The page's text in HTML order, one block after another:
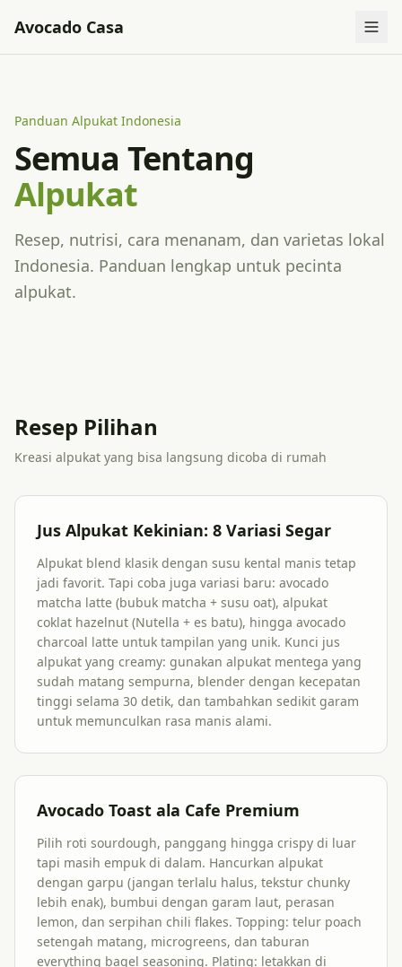
Avocado Casa
Panduan Alpukat Indonesia
Semua Tentang
Alpukat
Resep, nutrisi, cara menanam, dan varietas lokal
Indonesia. Panduan lengkap untuk pecinta
alpukat.
Resep Pilihan
Kreasi alpukat yang bisa langsung dicoba di rumah
Jus Alpukat Kekinian: 8 Variasi Segar
Alpukat blend klasik dengan susu kental manis tetap
jadi favorit. Tapi coba juga variasi baru: avocado
matcha latte (bubuk matcha + susu oat), alpukat
coklat hazelnut (Nutella + es batu), hingga avocado
charcoal latte untuk tampilan yang unik. Kunci jus
alpukat yang creamy: gunakan alpukat mentega yang
sudah matang sempurna, blender dengan kecepatan
tinggi selama 30 detik, dan tambahkan sedikit garam
untuk memunculkan rasa manis alami.
Avocado Toast ala Cafe Premium
Pilih roti sourdough, panggang hingga crispy di luar
tapi masih empuk di dalam. Hancurkan alpukat
dengan garpu (jangan terlalu halus, tekstur chunky
lebih enak), bumbui dengan garam laut, perasan
lemon, dan serpihan chili flakes. Topping: telur poach
setengah matang, microgreens, dan taburan
everything bagel seasoning. Plating: letakkan di